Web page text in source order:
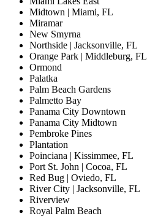
Midtown | Miami, FL
Miramar
New Smyrna
Northside | Jacksonville, FL
Orange Park | Middleburg, FL
Ormond
Palatka
Palm Beach Gardens
Palmetto Bay
Panama City Downtown
Panama City Midtown
Pembroke Pines
Plantation
Poinciana | Kissimmee, FL
Port St. John | Cocoa, FL
Red Bug | Oviedo, FL
River City | Jacksonville, FL
Riverview
Royal Palm Beach